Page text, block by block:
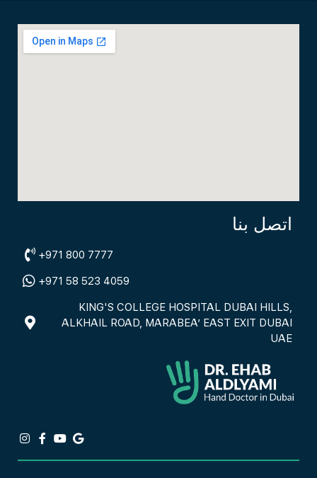
اتصل بنا
+971 800 7777
+971 58 523 4059
KING'S COLLEGE HOSPITAL DUBAI HILLS,
ALKHAIL ROAD, MARABEA’ EAST EXIT DUBAI
UAE